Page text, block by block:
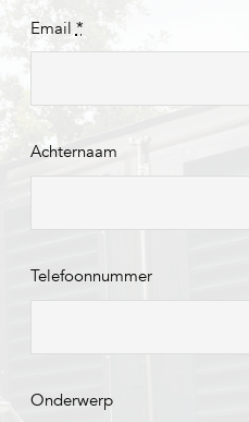
Email *
Achternaam
Telefoonnummer
Onderwerp